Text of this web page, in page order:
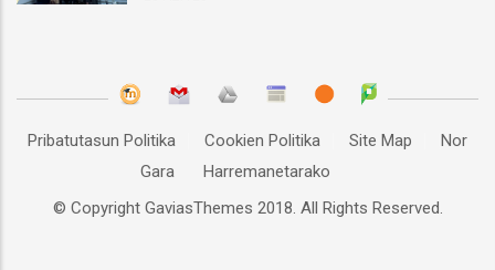
Pribatutasun Politika Cookien Politika Site Map
Nor
Gara
Harremanetarako
© Copyright GaviasThemes 2018. All Rights Reserved.